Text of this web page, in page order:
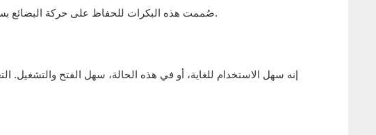
صُممت هذه البكرات للحفاظ على حركة البضائع بسلاسة، لذا ما لم تكن تتعامل مع شيءٍ غريب الشكل، فلن تواجه أي مشكلة.
إنه سهل الاستخدام للغاية، أو في هذه الحالة، سهل الفتح والتشغيل.